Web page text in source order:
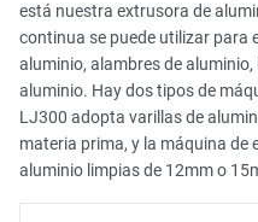
está nuestra extrusora de
continua se puede utilizar para
aluminio, alambres de
aluminio. Hay dos tipos de
LJ300 adopta varillas de
materia prima, y la máquina
aluminio limpias de 12mm o